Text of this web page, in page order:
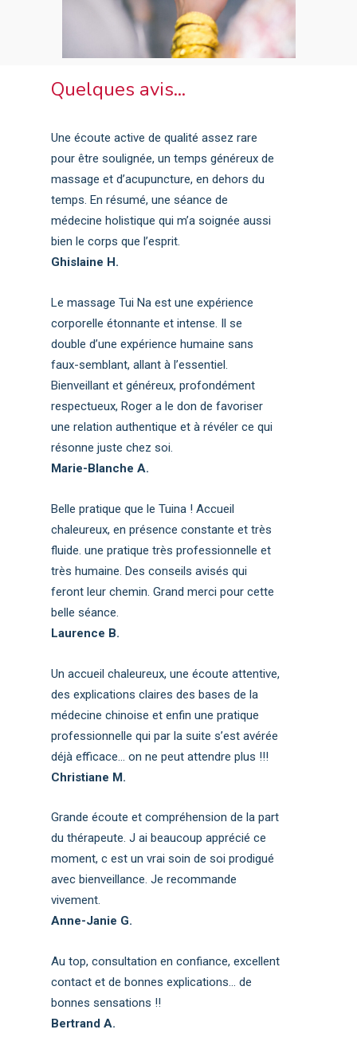
Quelques avis...
Une écoute active de qualité assez rare
pour être soulignée, un temps généreux de
massage et d’acupuncture, en dehors du
temps. En résumé, une séance de
médecine holistique qui m’a soignée aussi
bien le corps que l’esprit.
Ghislaine H.
Le massage Tui Na est une expérience
corporelle étonnante et intense. Il se
double d’une expérience humaine sans
faux-semblant, allant à l’essentiel.
Bienveillant et généreux, profondément
respectueux, Roger a le don de favoriser
une relation authentique et à révéler ce qui
résonne juste chez soi.
Marie-Blanche A.
Belle pratique que le Tuina ! Accueil
chaleureux, en présence constante et très
fluide. une pratique très professionnelle et
très humaine. Des conseils avisés qui
feront leur chemin. Grand merci pour cette
belle séance.
Laurence B.
Un accueil chaleureux, une écoute attentive,
des explications claires des bases de la
médecine chinoise et enfin une pratique
professionnelle qui par la suite s’est avérée
déjà efficace… on ne peut attendre plus !!!
Christiane M.
Grande écoute et compréhension de la part
du thérapeute. J ai beaucoup apprécié ce
moment, c est un vrai soin de soi prodigué
avec bienveillance. Je recommande
vivement.
Anne-Janie G.
Au top, consultation en confiance, excellent
contact et de bonnes explications… de
bonnes sensations !!
Bertrand A.